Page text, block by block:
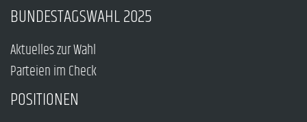
BUNDESTAGSWAHL 2025
Aktuelles zur Wahl
Parteien im Check
POSITIONEN